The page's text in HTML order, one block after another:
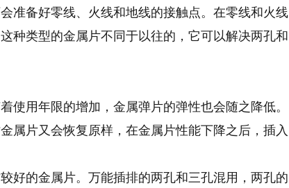
准备好零线、火线和地线的接触点。在零线和火线
种类型的金属片不同于以往的，它可以解决两孔和
使用年限的增加，金属弹片的弹性也会随之降低。
属片又会恢复原样，在金属片性能下降之后，插入
好的金属片。万能插排的两孔和三孔混用，两孔的